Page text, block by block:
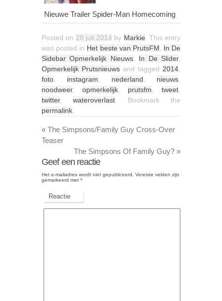
Nieuwe Trailer Spider-Man Homecoming
Posted on 28 juli 2014 by Markie . This entry
was posted in Het beste van PrutsFM
In De
Sidebar Opmerkelijk Nieuws, In De Slider,
Opmerkelijk Prutsnieuws and tagged 2014
foto
instagram nederland nieuws
noodweer, opmerkelijk prutsfm tweet
twitter, wateroverlast . Bookmark the
permalink
« The Simpsons/Family Guy Cross-Over
Teaser
The Simpsons Of Family Guy? »
Geef een reactie
Het e-mailadres wordt niet gepubliceerd.
Vereiste velden zijn
gemarkeerd met *
Reactie